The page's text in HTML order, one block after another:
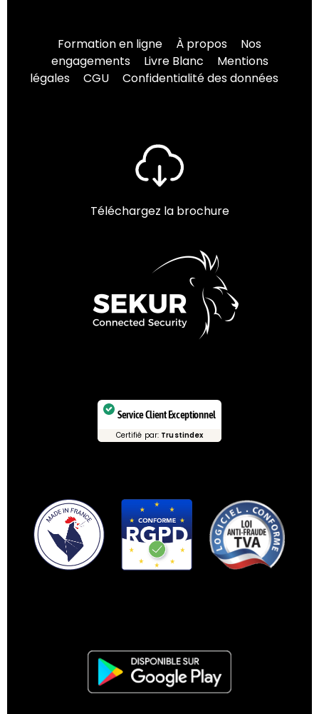
Formation en ligne À propos
Nos
engagements
Livre Blanc
Mentions
légales
CGU Confidentialité des données
Téléchargez la brochure
Service Client Exceptionnel
Certifié par: Trustindex